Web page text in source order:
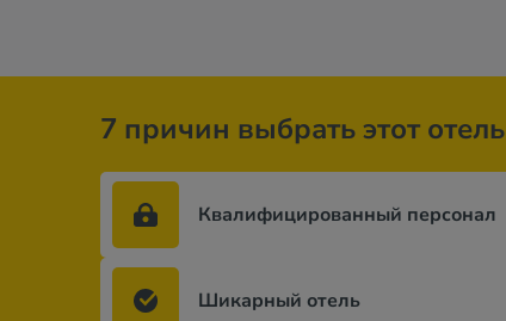
7 причин выбрать этот отель
Квалифицированный персонал
Шикарный отель